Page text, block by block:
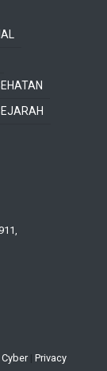
Privacy